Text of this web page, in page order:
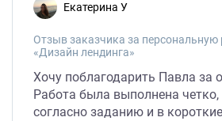
Екатерина У
Отзыв заказчика за персональную
«Дизайн лендинга»
Хочу поблагодарить Павла за
Работа была выполнена четко,
согласно заданию и в